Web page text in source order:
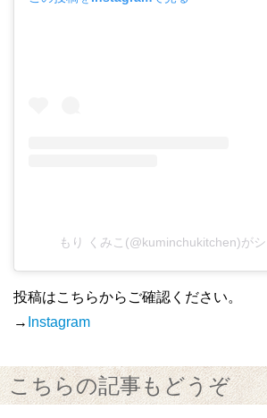
もり くみこ(@kuminchukitchen)が
投稿はこちらからご確認ください。
→ Instagram
こちらの記事もどうぞ